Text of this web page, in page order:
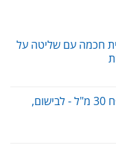
חכמה עם שליטה על
שמן אתרי טהור MAYJAM בנפח 30 מ"ל - לבישום,